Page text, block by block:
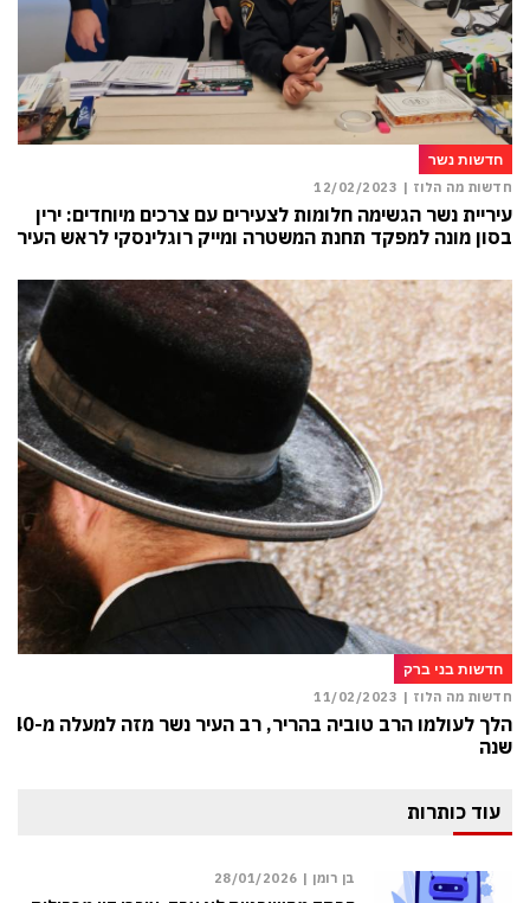
חדשות נשר
חדשות מה הלוז | 12/02/2023
עיריית נשר הגשימה חלומות לצעירים עם צרכים מיוחדים: ירין
בסון מונה למפקד תחנת המשטרה ומייק רוגלינסקי לראש העיר
חדשות בני ברק
חדשות מה הלוז | 11/02/2023
הלך לעולמו הרב טוביה בהריר, רב העיר נשר מזה למעלה מ-40
שנה
עוד כותרות
בן רומן | 28/01/2026